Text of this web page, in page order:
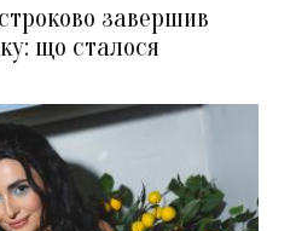
завершив
що сталося